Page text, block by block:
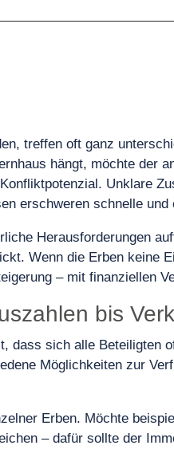
treffen oft ganz
hängt, möchte der
Unklare
erschweren schnelle
Herausforderungen
Wenn die Erben keine
– mit finanziellen
bis
dass sich alle Beteiligten
Möglichkeiten zur
Erben. Möchte
– dafür sollte der